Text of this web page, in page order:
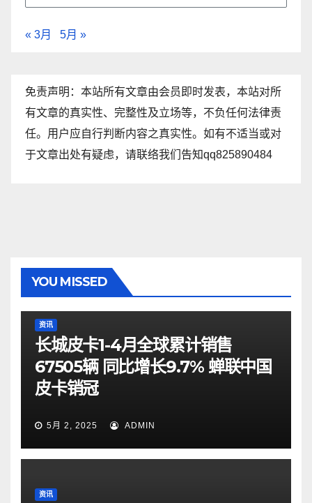
« 3月 5月 »
免责声明：本站所有文章由会员即时发表，本站对所
有文章的真实性、完整性及立场等，不负任何法律责
任。用户应自行判断内容之真实性。如有不适当或对
于文章出处有疑虑，请联络我们告知qq825890484
YOU MISSED
资讯
长城皮卡1-4月全球累计销售
67505辆 同比增长9.7% 蝉联中国
皮卡销冠
5月 2, 2025 ADMIN
资讯